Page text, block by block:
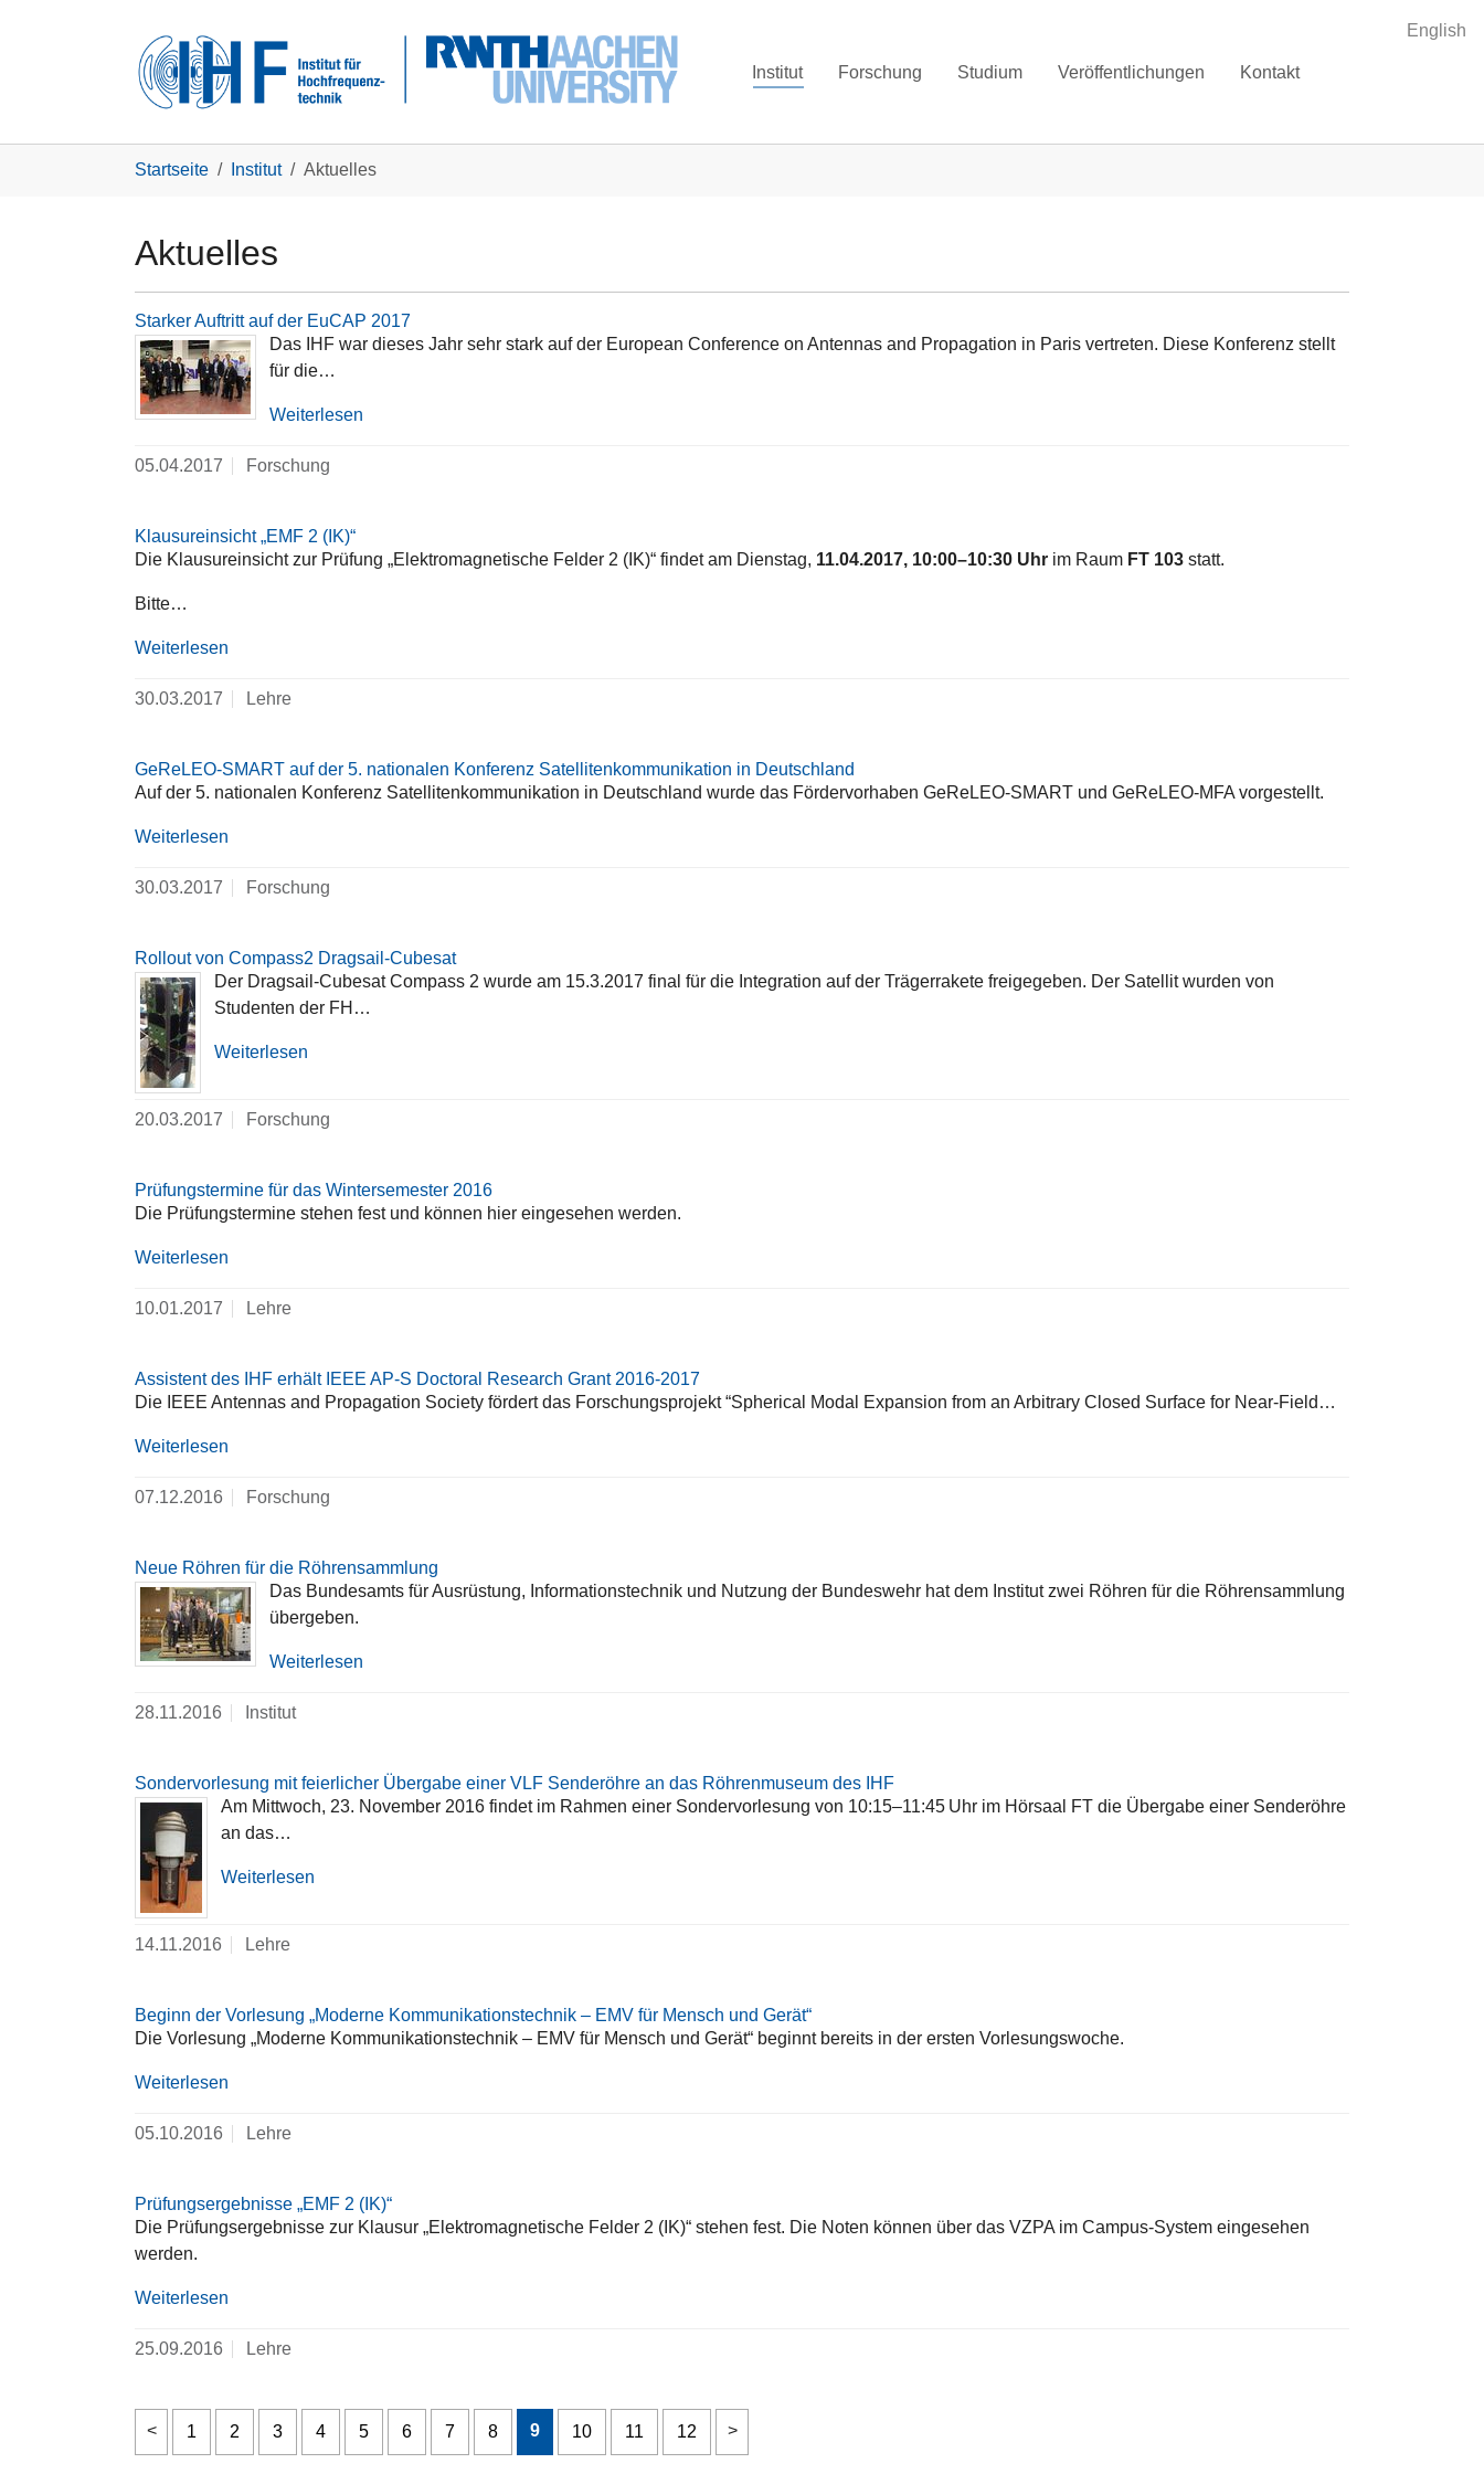
English
Institut Forschung Studium Veröffentlichungen Kontakt
Startseite Institut Aktuelles
Aktuelles
Starker Auftritt auf der EuCAP 2017
Das IHF war dieses Jahr sehr stark auf der European Conference on Antennas and Propagation in Paris vertreten. Diese Konferenz stellt
für die…
Weiterlesen
05.04.2017 Forschung
Klausureinsicht „EMF 2 (IK)“
Die Klausureinsicht zur Prüfung „Elektromagnetische Felder 2 (IK)“ findet am Dienstag, 11.04.2017, 10:00–10:30 Uhr im Raum FT 103 statt.
Bitte…
Weiterlesen
30.03.2017 Lehre
GeReLEO-SMART auf der 5. nationalen Konferenz Satellitenkommunikation in Deutschland
Auf der 5. nationalen Konferenz Satellitenkommunikation in Deutschland wurde das Fördervorhaben GeReLEO-SMART und GeReLEO-MFA vorgestellt.
Weiterlesen
30.03.2017 Forschung
Rollout von Compass2 Dragsail-Cubesat
Der Dragsail-Cubesat Compass 2 wurde am 15.3.2017 final für die Integration auf der Trägerrakete freigegeben. Der Satellit wurden von
Studenten der FH…
Weiterlesen
20.03.2017 Forschung
Prüfungstermine für das Wintersemester 2016
Die Prüfungstermine stehen fest und können hier eingesehen werden.
Weiterlesen
10.01.2017 Lehre
Assistent des IHF erhält IEEE AP-S Doctoral Research Grant 2016-2017
Die IEEE Antennas and Propagation Society fördert das Forschungsprojekt “Spherical Modal Expansion from an Arbitrary Closed Surface for Near-Field…
Weiterlesen
07.12.2016 Forschung
Neue Röhren für die Röhrensammlung
Das Bundesamts für Ausrüstung, Informations­technik und Nutzung der Bundeswehr hat dem Institut zwei Röhren für die Röhrensammlung
übergeben.
Weiterlesen
28.11.2016 Institut
Sondervorlesung mit feierlicher Übergabe einer VLF Senderöhre an das Röhrenmuseum des IHF
Am Mittwoch, 23. November 2016 findet im Rahmen einer Sondervorlesung von 10:15–11:45 Uhr im Hörsaal FT die Übergabe einer Senderöhre
an das…
Weiterlesen
14.11.2016 Lehre
Beginn der Vorlesung „Moderne Kommunikationstechnik – EMV für Mensch und Gerät“
Die Vorlesung „Moderne Kommunikationstechnik – EMV für Mensch und Gerät“ beginnt bereits in der ersten Vorlesungswoche.
Weiterlesen
05.10.2016 Lehre
Prüfungsergebnisse „EMF 2 (IK)“
Die Prüfungsergebnisse zur Klausur „Elektromagnetische Felder 2 (IK)“ stehen fest. Die Noten können über das VZPA im Campus-System eingesehen
werden.
Weiterlesen
25.09.2016 Lehre
1 2 3 4 5 6 7 8 9 10 11 12